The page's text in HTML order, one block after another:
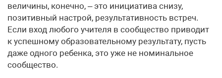
величины, конечно, – это инициатива снизу,
позитивный настрой, результативность встреч.
Если вход любого учителя в сообщество приводит
к успешному образовательному результату, пусть
даже одного ребенка, это уже не номинальное
сообщество.